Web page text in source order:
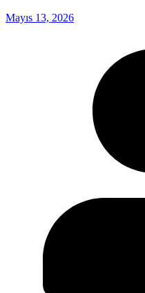
Mayıs 13, 2026